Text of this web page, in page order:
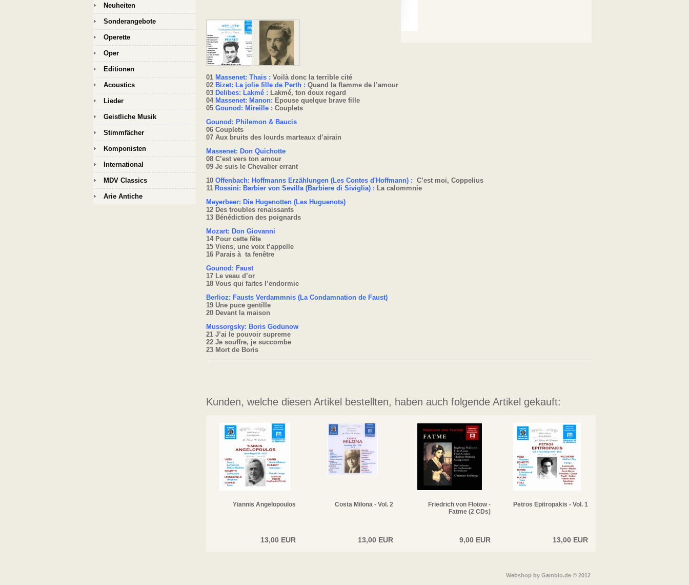
01 Massenet: Thais : Voilà donc la terrible cité
02 Bizet: La jolie fille de Perth : Quand la flamme de l’amour
03 Delibes: Lakmé : Lakmé, ton doux regard
04 Massenet: Manon: Epouse quelque brave fille
05 Gounod: Mireille : Couplets
Gounod: Philemon & Baucis
06 Couplets
07 Aux bruits des lourds marteaux d’airain
Massenet: Don Quichotte
08 C’est vers ton amour
09 Je suis le Chevalier errant
10 Offenbach: Hoffmanns Erzählungen (Les Contes d'Hoffmann) : C’est moi, Coppelius
11 Rossini: Barbier von Sevilla (Barbiere di Siviglia) : La calommnie
Meyerbeer: Die Hugenotten (Les Huguenots)
12 Des troubles renaissants
13 Bénédiction des poignards
Mozart: Don Giovanni
14 Pour cette fête
15 Viens, une voix t’appelle
16 Parais à ta fenêtre
Gounod: Faust
17 Le veau d’or
18 Vous qui faites l’endormie
Berlioz: Fausts Verdammnis (La Condamnation de Faust)
19 Une puce gentille
20 Devant la maison
Mussorgsky: Boris Godunow
21 J’ai le pouvoir supreme
22 Je souffre, je succombe
23 Mort de Boris
Kunden, welche diesen Artikel bestellten, haben auch folgende Artikel gekauft:
Yiannis Angelopoulos
13,00 EUR
Costa Milona - Vol. 2
13,00 EUR
Friedrich von Flotow -
Fatme (2 CDs)
9,00 EUR
Petros Epitropakis - Vol. 1
13,00 EUR
Neuheiten
Sonderangebote
Operette
Oper
Editionen
Acoustics
Lieder
Geistliche Musik
Stimmfächer
Komponisten
International
MDV Classics
Arie Antiche
Webshop by Gambio.de © 2012